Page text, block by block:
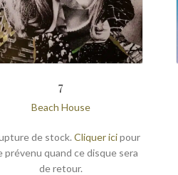
7
Beach House
de stock. Cliquer icipour
prévenu quand ce disque sera
de retour.